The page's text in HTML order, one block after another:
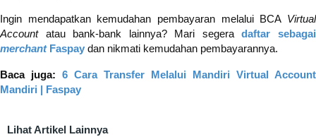
Ingin mendapatkan kemudahan pembayaran melalui BCA Virtual
Accountatau bank-bank lainnya? Mari segeradaftar sebagai
merchantFaspay dan nikmati kemudahan pembayarannya.
Baca juga: 6 Cara Transfer Melalui Mandiri Virtual Account
Mandiri | Faspay
Lihat Artikel Lainnya